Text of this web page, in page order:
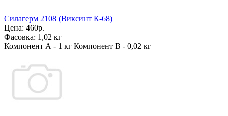
Силагерм 2108 (Виксинт К-68)
Цена: 460р.
Фасовка: 1,02 кг
Компонент А - 1 кг Компонент В - 0,02 кг